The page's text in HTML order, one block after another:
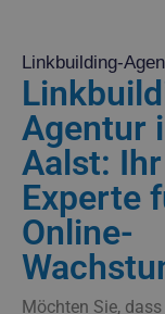
Linkbuilding-
Agentur
Aalst: Ihr
Experte
Online-
Möchten Sie, dass